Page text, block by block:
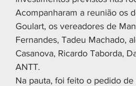
Acompanharam a reunião os
Goulart, os vereadores de
Fernandes, Tadeu Machado,
Casanova, Ricardo Taborda,
ANTT.
Na pauta, foi feito o pedido